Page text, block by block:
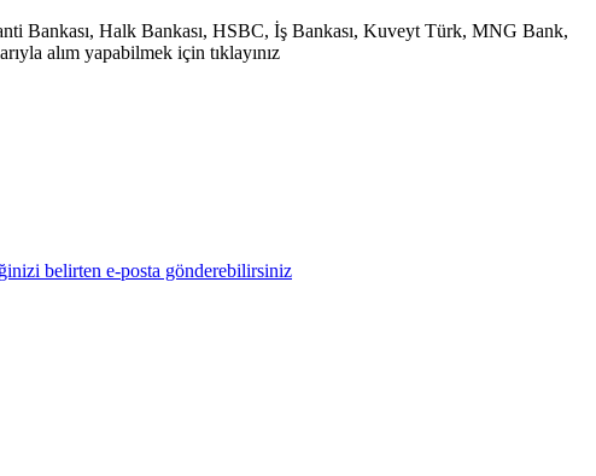
Bankası, Halk Bankası, HSBC, İş Bankası, Kuveyt Türk, MNG Bank,
alım yapabilmek için tıklayınız